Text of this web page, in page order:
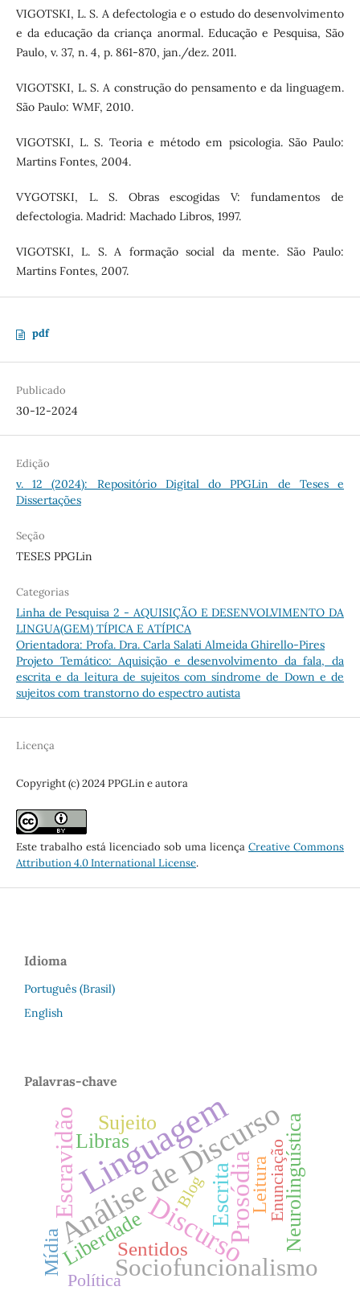
VIGOTSKI, L. S. A defectologia e o estudo do desenvolvimento
e da educação da criança anormal. Educação e Pesquisa, São
Paulo, v. 37, n. 4, p. 861-870, jan./dez. 2011.
VIGOTSKI, L. S. A construção do pensamento e da linguagem.
São Paulo: WMF, 2010.
VIGOTSKI, L. S. Teoria e método em psicologia. São Paulo:
Martins Fontes, 2004.
VYGOTSKI, L. S. Obras escogidas V: fundamentos de
defectologia. Madrid: Machado Libros, 1997.
VIGOTSKI, L. S. A formação social da mente. São Paulo:
Martins Fontes, 2007.
pdf
Publicado
30-12-2024
Edição
v. 12 (2024): Repositório Digital do PPGLin de Teses e
Dissertações
Seção
TESES PPGLin
Categorias
Linha de Pesquisa 2 - AQUISIÇÃO E DESENVOLVIMENTO DA
LINGUA(GEM) TÍPICA E ATÍPICA
Orientadora: Profa. Dra. Carla Salati Almeida Ghirello-Pires
Projeto Temático: Aquisição e desenvolvimento da fala, da
escrita e da leitura de sujeitos com síndrome de Down e de
sujeitos com transtorno do espectro autista
Licença
Copyright (c) 2024 PPGLin e autora
Este trabalho está licenciado sob uma licençaCreative Commons
Attribution 4.0 International License.
Idioma
Português (Brasil)
English
Palavras-chave
Linguagem
Análise de Discurso
Discurso
Prosódia
Escravidão
Sociofuncionalismo
Escrita
Libras Neurolinguística
Liberdade
Sujeito
Leitura
Sentidos
Mídia
Enunciação
Política
Blog